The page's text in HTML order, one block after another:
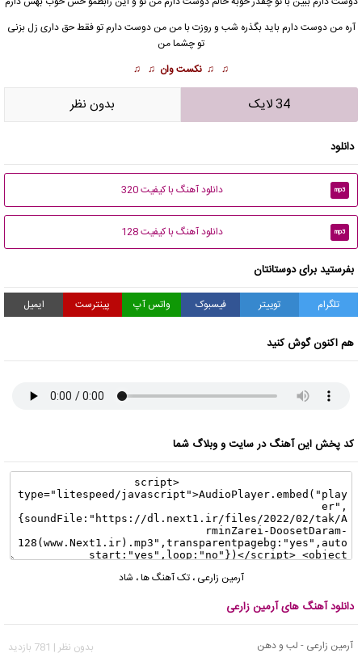
آره من دوست دارم باید بگذره شب و روزت با من من دوست دارم تو فقط حق داری زل بزنی
تو چشما من
♫ ♫ نکست وان ♫ ♫
34 لایک بدون نظر
دانلود
mp3 دانلود آهنگ با کیفیت 320
mp3 دانلود آهنگ با کیفیت 128
بفرستید برای دوستانتان
تلگرام توییتر فیسبوک واتس آپ پینترست ایمیل
هم اکنون گوش کنید
کد پخش این آهنگ در سایت و وبلاگ شما
آرمین زارعی ،تک آهنگ ها، شاد
دانلود آهنگ های آرمین زارعی
آرمین زارعی - لب و دهن
بدون نظر | 781 بازدید